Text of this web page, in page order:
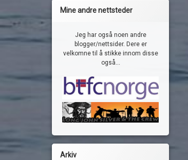
Mine andre nettsteder
Jeg har også noen andre
blogger/nettsider. Dere er
velkomne til å stikke innom disse
også...
Arkiv